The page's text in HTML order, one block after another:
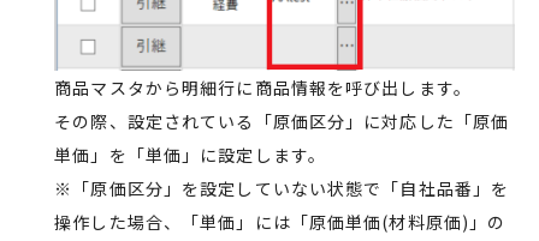
商品マスタから明細行に商品情報を呼び出します。
その際、設定されている「原価区分」に対応した「原価
単価」を「単価」に設定します。
※「原価区分」を設定していない状態で「自社品番」を
操作した場合、「単価」には「原価単価(材料原価)」の